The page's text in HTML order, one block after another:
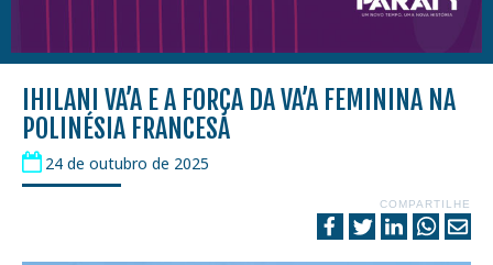
IHILANI VA’A E A FORÇA DA VA’A FEMININA NA
POLINÉSIA FRANCESA
24 de outubro de 2025
COMPARTILHE